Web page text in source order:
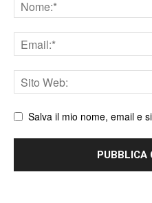
Email
Sito
web
Salva il mio nome, email e